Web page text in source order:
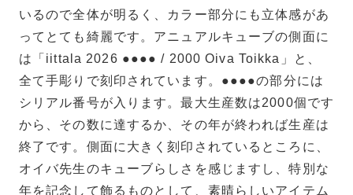
いるので全体が明るく、カラー部分にも立体感があ
ってとても綺麗です。アニュアルキューブの側面に
は「iittala 2026 ●●●● / 2000 Oiva Toikka」と、
全て手彫りで刻印されています。●●●●の部分には
シリアル番号が入ります。最大生産数は2000個です
から、その数に達するか、その年が終われば生産は
終了です。側面に大きく刻印されているところに、
オイバ先生のキューブらしさを感じますし、特別な
年を記念して飾るものとして、素晴らしいアイテム